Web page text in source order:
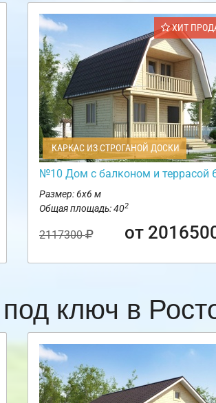
ХИТ
КАРКАС ИЗ СТРОГАНОЙ ДОСКИ
№10 Дом с балконом и террасой
Размер: 6х6 м
Общая площадь: 402
2117300 от
ключ в